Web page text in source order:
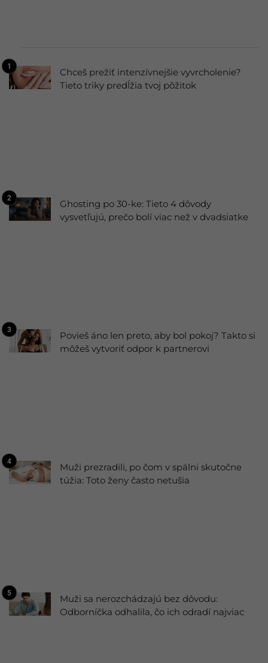
Chceš prežiť intenzívnejšie vyvrcholenie?
Tieto triky predĺžia tvoj pôžitok
Ghosting po 30-ke: Tieto 4 dôvody
vysvetľujú, prečo bolí viac než v dvadsiatke
Povieš áno len preto, aby bol pokoj? Takto si
môžeš vytvoriť odpor k partnerovi
Muži prezradili, po čom v spálni skutočne
túžia: Toto ženy často netušia
Muži sa nerozchádzajú bez dôvodu:
Odborníčka odhalila, čo ich odradí najviac